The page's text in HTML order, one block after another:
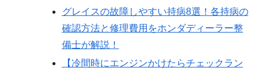
グレイスの故障しやすい持病8選！各持病の
確認方法と修理費用をホンダディーラー整
備士が解説！
【冷間時にエンジンかけたらチェックラン